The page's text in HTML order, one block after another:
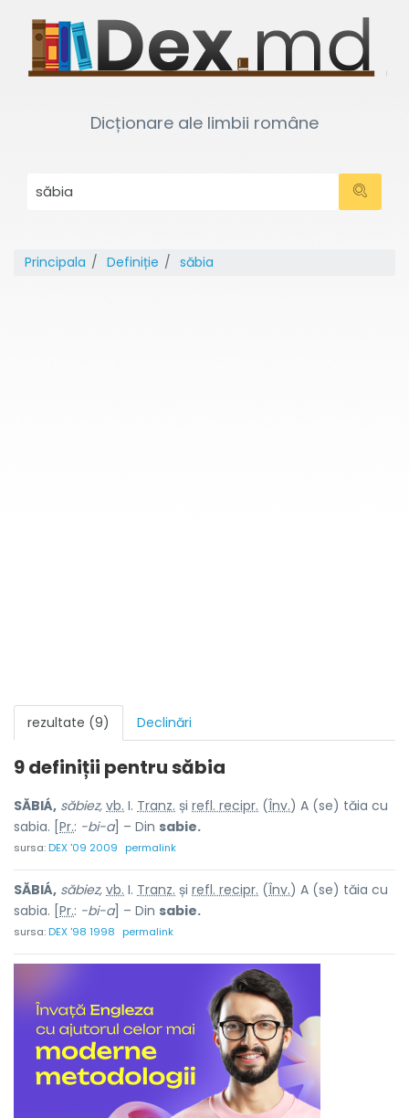
Dicționare ale limbii române
Principala Definiție săbia
rezultate (9) Declinări
9 definiții pentrusăbia
SĂBIÁ, săbiez, vb. I. Tranz. și refl. recipr. (Înv.) A (se) tăia cu
sabia. [ Pr.: -bi-a] – Din sabie.
sursa:DEX '09 2009 permalink
SĂBIÁ, săbiez, vb. I. Tranz. și refl. recipr. (Înv.) A (se) tăia cu
sabia. [ Pr.: -bi-a] – Din sabie.
sursa:DEX '98 1998 permalink